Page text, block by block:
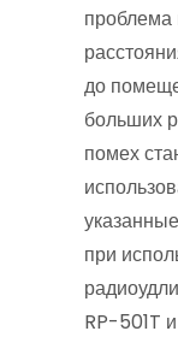
проблема
до
больших
помех
при
RP-501T